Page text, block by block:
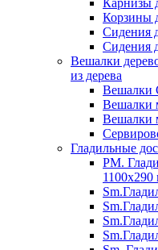
Карнизы
Корзины
Сидения
Сидения
Вешалки
из дерева
Вешалки
Вешалки
Вешалки
Гладильные
PM.
1100х290